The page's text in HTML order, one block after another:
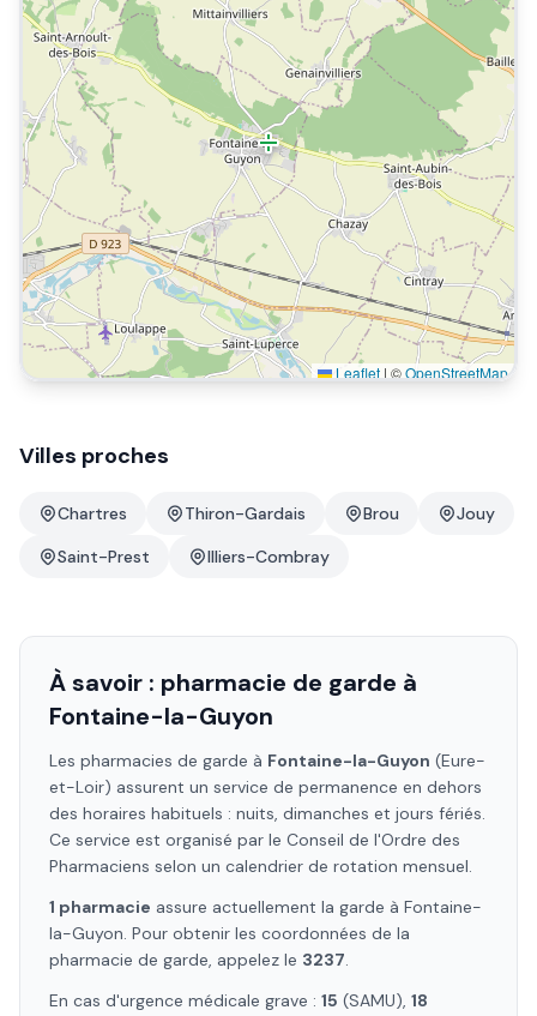
Leaflet | ©OpenStreetMap
Villes proches
Chartres Thiron-Gardais Brou
Jouy
Saint-Prest
Illiers-Combray
À savoir : pharmacie de garde à
Fontaine-la-Guyon
Les pharmacies de garde à Fontaine-la-Guyon (Eure-
et-Loir) assurent un service de permanence en dehors
des horaires habituels : nuits, dimanches et jours fériés.
Ce service est organisé par le Conseil de l'Ordre des
Pharmaciens selon un calendrier de rotation mensuel.
1 pharmacie assure actuellement la garde à Fontaine-
la-Guyon. Pour obtenir les coordonnées de la
pharmacie de garde, appelez le 3237.
En cas d'urgence médicale grave : 15 (SAMU), 18